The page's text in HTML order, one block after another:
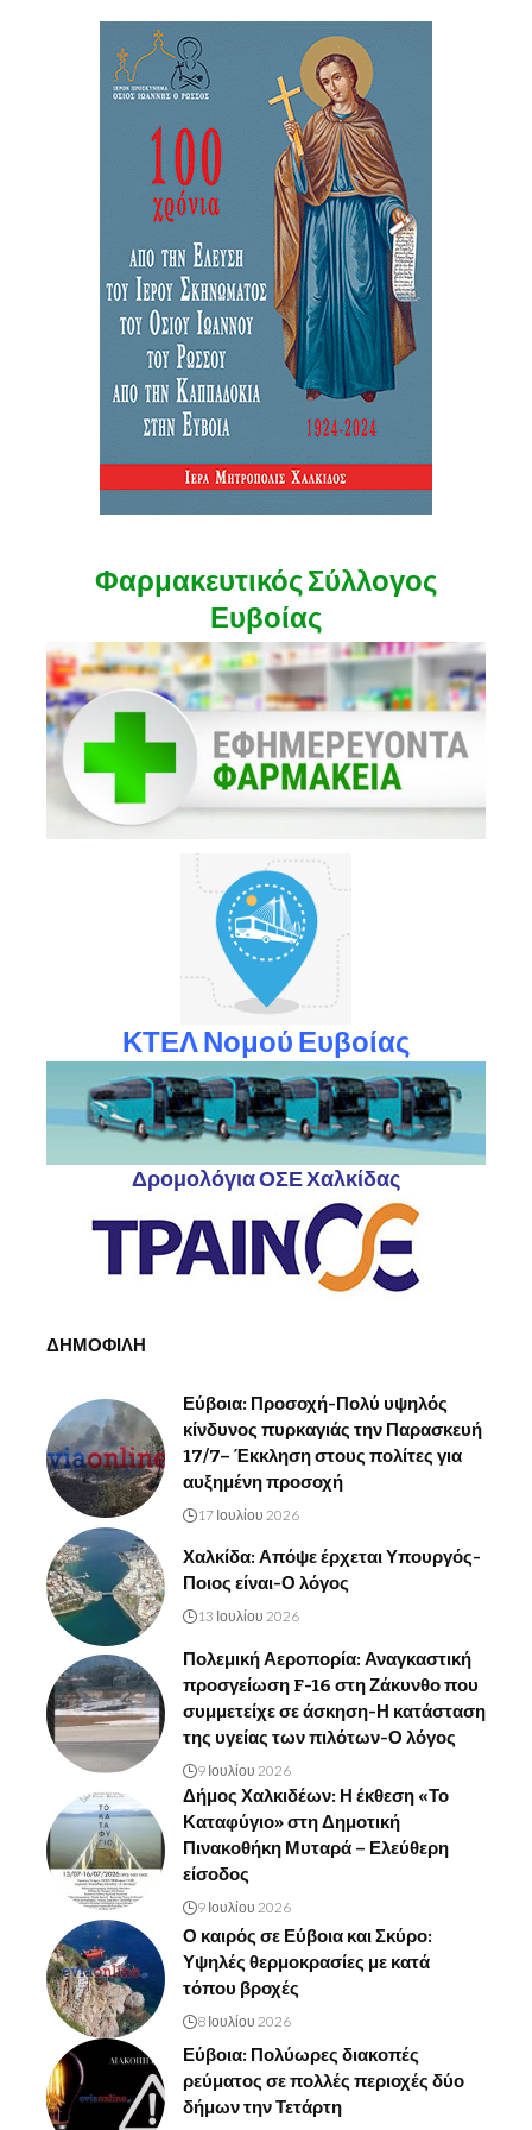
Φαρμακευτικός Σύλλογος
Ευβοίας
ΚΤΕΛ Νομού Ευβοίας
Δρομολόγια ΟΣΕ Χαλκίδας
ΔΗΜΟΦΙΛΗ
Εύβοια: Προσοχή-Πολύ υψηλός
κίνδυνος πυρκαγιάς την Παρασκευή
17/7– Έκκληση στους πολίτες για
αυξημένη προσοχή
17 Ιουλίου 2026
Χαλκίδα: Απόψε έρχεται Υπουργός-
Ποιος είναι-Ο λόγος
13 Ιουλίου 2026
Πολεμική Αεροπορία: Αναγκαστική
προσγείωση F-16 στη Ζάκυνθο που
συμμετείχε σε άσκηση-Η κατάσταση
της υγείας των πιλότων-Ο λόγος
9 Ιουλίου 2026
Δήμος Χαλκιδέων: Η έκθεση «Το
Καταφύγιο» στη Δημοτική
Πινακοθήκη Μυταρά – Ελεύθερη
είσοδος
9 Ιουλίου 2026
Ο καιρός σε Εύβοια και Σκύρο:
Υψηλές θερμοκρασίες με κατά
τόπου βροχές
8 Ιουλίου 2026
Εύβοια: Πολύωρες διακοπές
ρεύματος σε πολλές περιοχές δύο
δήμων την Τετάρτη